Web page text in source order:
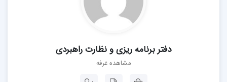
دفتر برنامه ریزی و نظارت راهبردی
مشاهده غرفه